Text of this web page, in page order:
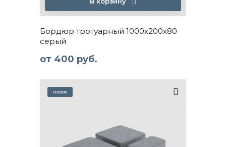
Бордюр тротуарный 1000х200х80
серый
от 400 руб.